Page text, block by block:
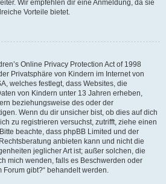
Wir empfehlen dir eine Anmeldung, da sie
Vorteile bietet.
Online Privacy Protection Act of 1998
Privatsphäre von Kindern im Internet von
welches festlegt, dass Websites, die
von Kindern unter 13 Jahren erheben,
beziehungsweise des oder der
Wenn du dir unsicher bist, ob dies auf dich
zu registrieren versuchst, zutrifft, ziehe einen
beachte, dass phpBB Limited und der
anbieten kann und nicht die
jeglicher Art ist; außer solchen, die
mich wenden, falls es Beschwerden oder
gibt?“ behandelt werden.